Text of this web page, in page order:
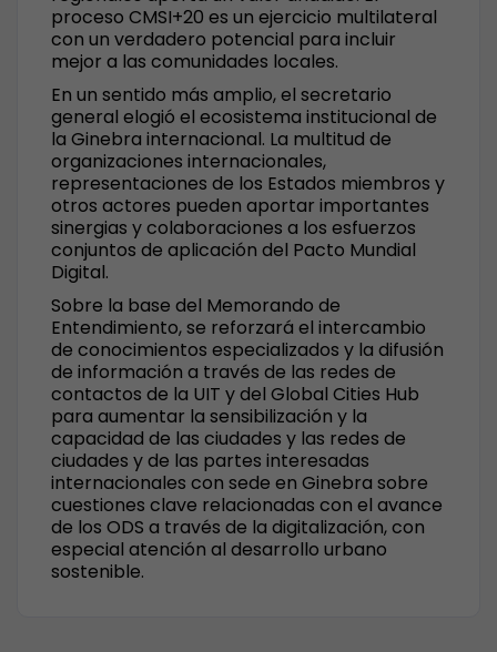
proceso CMSI+20 es un ejercicio multilateral
con un verdadero potencial para incluir
mejor a las comunidades locales.
En un sentido más amplio, el secretario
general elogió el ecosistema institucional de
la Ginebra internacional. La multitud de
organizaciones internacionales,
representaciones de los Estados miembros y
otros actores pueden aportar importantes
sinergias y colaboraciones a los esfuerzos
conjuntos de aplicación del Pacto Mundial
Digital.
Sobre la base del Memorando de
Entendimiento, se reforzará el intercambio
de conocimientos especializados y la difusión
de información a través de las redes de
contactos de la UIT y del Global Cities Hub
para aumentar la sensibilización y la
capacidad de las ciudades y las redes de
ciudades y de las partes interesadas
internacionales con sede en Ginebra sobre
cuestiones clave relacionadas con el avance
de los ODS a través de la digitalización, con
especial atención al desarrollo urbano
sostenible.